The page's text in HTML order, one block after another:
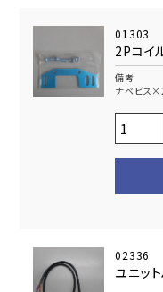
01303
2Pコイ
備考
ナベビス
02336
ユニッ